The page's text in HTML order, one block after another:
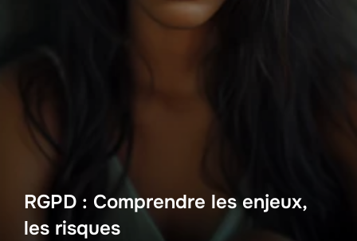
RGPD : Comprendre les enjeux,
les risques